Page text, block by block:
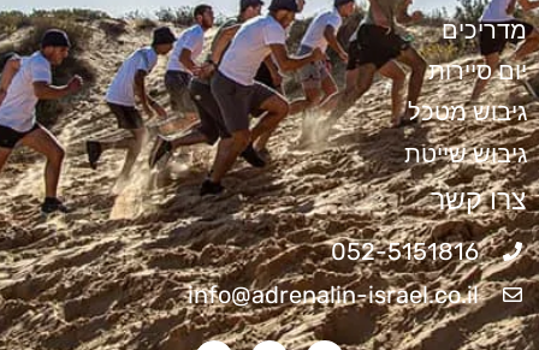
מדריכים
יום סיירות
גיבוש מטכל
גיבוש שייטת
צרו קשר
052-5151816
info@adrenalin-israel.co.il